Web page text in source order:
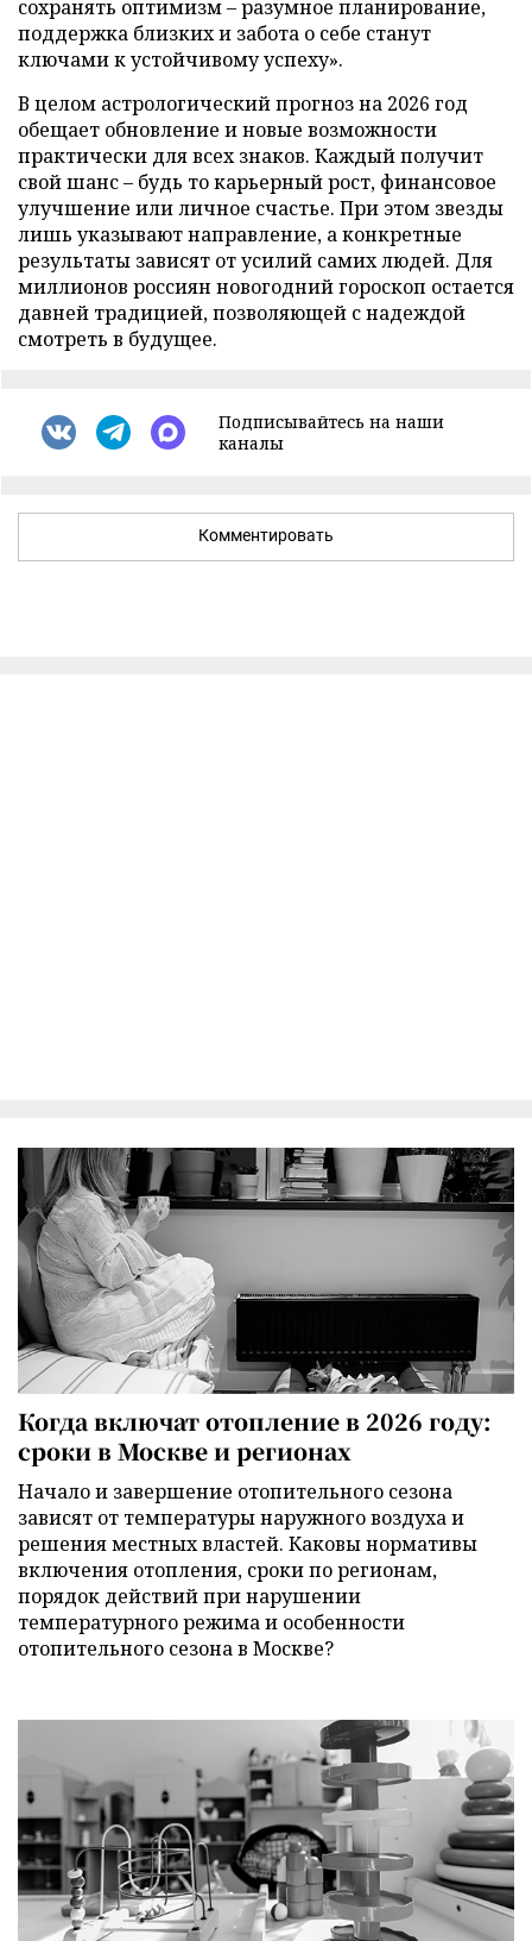
сохранять оптимизм – разумное планирование,
поддержка близких и забота о себе станут
ключами к устойчивому успеху».
В целом астрологический прогноз на 2026 год
обещает обновление и новые возможности
практически для всех знаков. Каждый получит
свой шанс – будь то карьерный рост, финансовое
улучшение или личное счастье. При этом звезды
лишь указывают направление, а конкретные
результаты зависят от усилий самих людей. Для
миллионов россиян новогодний гороскоп остается
давней традицией, позволяющей с надеждой
смотреть в будущее.
Подписывайтесь на наши
каналы
Комментировать
Когда включат отопление в 2026 году:
сроки в Москве и регионах
Начало и завершение отопительного сезона
зависят от температуры наружного воздуха и
решения местных властей. Каковы нормативы
включения отопления, сроки по регионам,
порядок действий при нарушении
температурного режима и особенности
отопительного сезона в Москве?